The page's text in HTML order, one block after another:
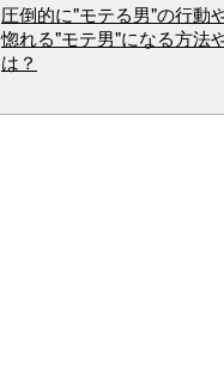
圧倒的に"モテる男"の行動
惚れる"モテ男"になる方法
は？